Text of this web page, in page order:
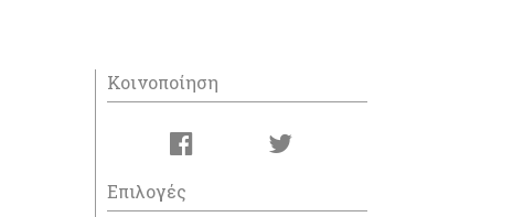
Κοινοποίηση
Επιλογές